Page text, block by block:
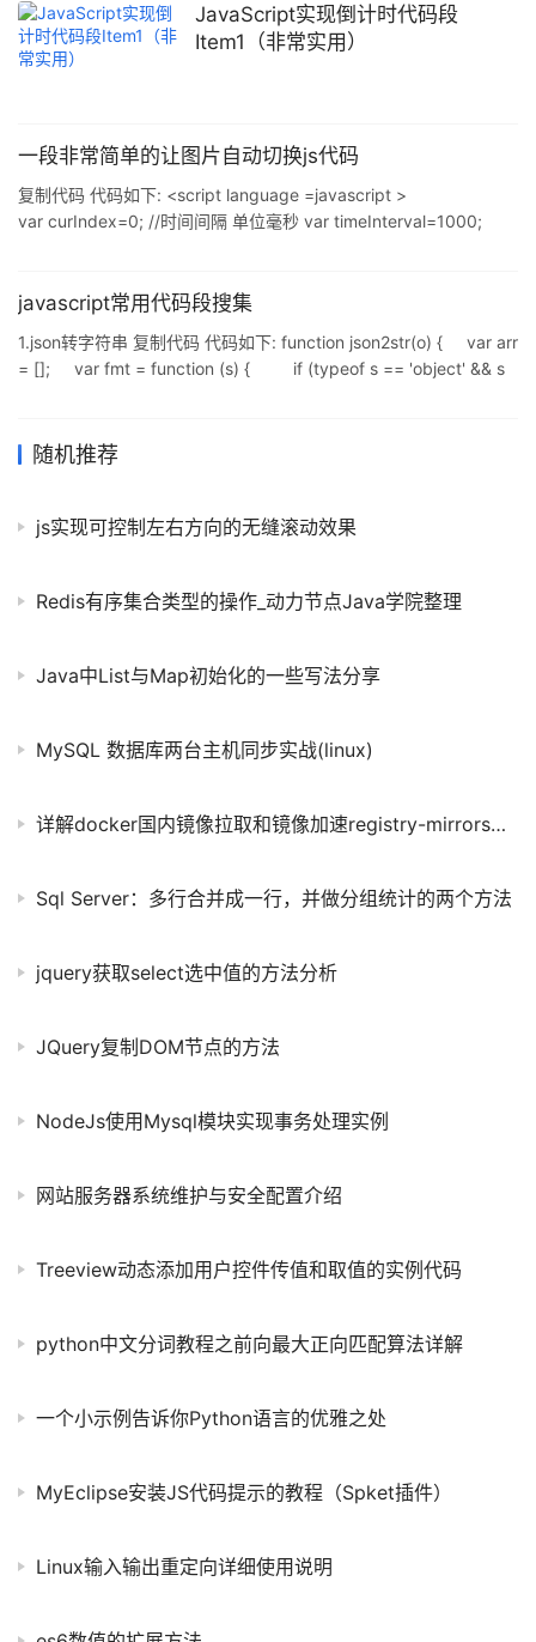
JavaScript并不容易,你除了需要掌握它的语法并知道如何写出高质
量的代码之外,还需要了解如何解决那些几乎在每个项目中都会遇到
的需求场景,比如:判断日期,高亮文本,限制字符数等等,有很多第三方
JavaScript实现倒计时代码段
Item1（非常实用）
一段非常简单的让图片自动切换js代码
复制代码 代码如下: <script language =javascript >
var curIndex=0; //时间间隔 单位毫秒 var timeInterval=1000;
javascript常用代码段搜集
1.json转字符串 复制代码 代码如下: function json2str(o) { var arr
= []; var fmt = function (s) { if (typeof s == 'object' && s
随机推荐
js实现可控制左右方向的无缝滚动效果
Redis有序集合类型的操作_动力节点Java学院整理
Java中List与Map初始化的一些写法分享
MySQL 数据库两台主机同步实战(linux)
详解docker国内镜像拉取和镜像加速registry-mirrors配置修改
Sql Server：多行合并成一行，并做分组统计的两个方法
jquery获取select选中值的方法分析
JQuery复制DOM节点的方法
NodeJs使用Mysql模块实现事务处理实例
网站服务器系统维护与安全配置介绍
Treeview动态添加用户控件传值和取值的实例代码
python中文分词教程之前向最大正向匹配算法详解
一个小示例告诉你Python语言的优雅之处
MyEclipse安装JS代码提示的教程（Spket插件）
Linux输入输出重定向详细使用说明